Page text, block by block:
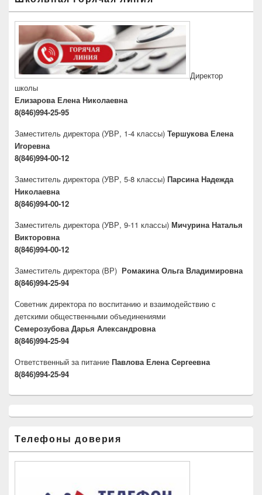
Директор
школы
Елизарова Елена Николаевна
8(846)994-25-95
Заместитель директора (УВР, 1-4 классы) Тершукова Елена
Игоревна
8(846)994-00-12
Заместитель директора (УВР, 5-8 классы) Парсина Надежда
Николаевна
8(846)994-00-12
Заместитель директора (УВР, 9-11 классы) Мичурина Наталья
Викторовна
8(846)994-00-12
Заместитель директора (ВР) Ромакина Ольга Владимировна
8(846)994-25-94
Советник директора по воспитанию и взаимодействию с
детскими общественными объединениями
Семерозубова Дарья Александровна
8(846)994-25-94
Ответственный за питание Павлова Елена Сергеевна
8(846)994-25-94
Телефоны доверия